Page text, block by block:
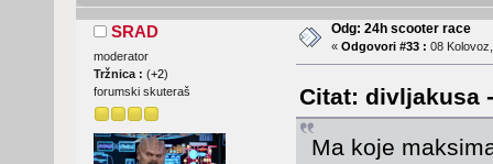
SRAD
moderator
Tržnica : (+2)
forumski skuteraš
Odg: 24h scooter race
« Odgovori #33 : 08
Citat: divljakusa
Ma koje